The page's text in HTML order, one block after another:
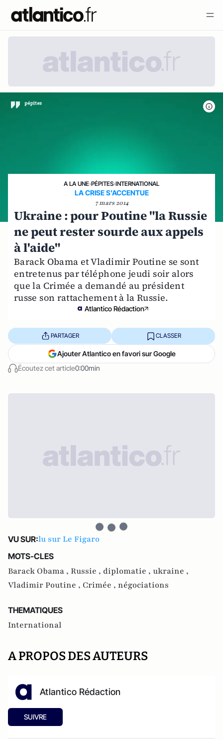
A LA UNE›PÉPITES›INTERNATIONAL
LA CRISE S'ACCENTUE
7 mars 2014
Ukraine : pour Poutine "la Russie
ne peut rester sourde aux appels
à l'aide"
Barack Obama et Vladimir Poutine se sont
entretenus par téléphone jeudi soir alors
que la Crimée a demandé au président
russe son rattachement à la Russie.
Atlantico Rédaction
Écoutez cet article0:00min
PARTAGER CLASSER
Ajouter Atlantico en favori sur Google
VU SUR:lu sur Le Figaro
MOTS-CLES
Barack Obama , Russie , diplomatie , ukraine ,
Vladimir Poutine , Crimée , négociations
THEMATIQUES
International
A PROPOS DES AUTEURS
Atlantico Rédaction
SUIVRE